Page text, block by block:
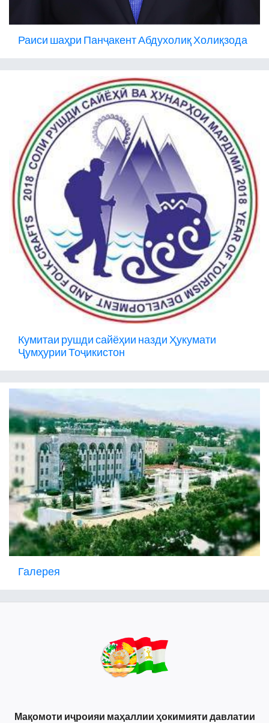
Раиси шаҳри Панҷакент Абдухолиқ Холиқзода
Кумитаи рушди сайёҳии назди Ҳукумати
Ҷумҳурии Тоҷикистон
Галерея
Мақомоти иҷроияи маҳаллии ҳокимияти давлатии